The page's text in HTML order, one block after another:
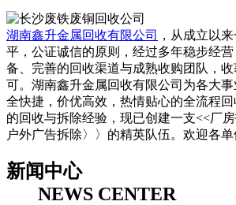
湖南鑫升金属回收有限公司
，从成立以
平，公证诚信的原则，经过多年稳步经
备、完善的回收渠道与成熟收购团队，
可。湖南鑫升金属回收有限公司为各大
全快捷，价优高效，热情贴心的全流程
的回收与拆除经验，现已创建一支<<厂
户外广告拆除〉〉的精英队伍。欢迎各
新闻中心
NEWS CENTER